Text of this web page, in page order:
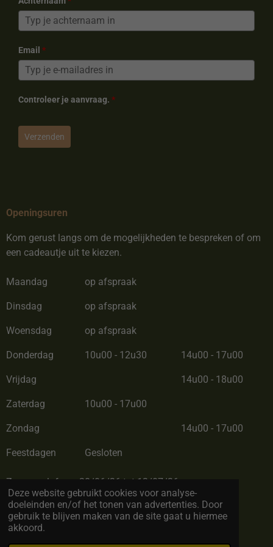
Deze website gebruikt cookies voor analyse-
doeleinden en/of het tonen van advertenties. Door
gebruik te blijven maken van de site gaat u hiermee
akkoord.
Email *
Controleer je aanvraag. *
Verzenden
Openingsuren
Kom gerust langs om de mogelijkheden te bespreken of om
een cadeautje uit te kiezen.
Maandag op afspraak
Dinsdag op afspraak
Woensdag op afspraak
Donderdag 10u00 - 12u30 14u00 - 17u00
Vrijdag 14u00 - 18u00
Zaterdag 10u00 - 17u00
Zondag 14u00 - 17u00
Feestdagen Gesloten
Zomerverlof van 28/06/26 tot 12/07/26
© Copyright 2022 by BC Cadeau. All rights reserved
Powered byJouwWeb